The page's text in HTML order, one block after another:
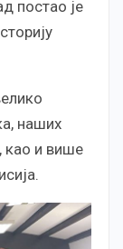
постао је
наших
као и више